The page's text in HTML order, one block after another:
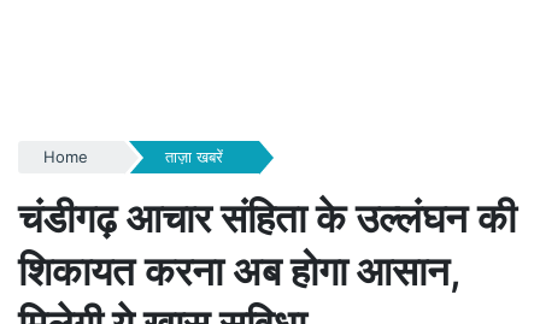
Home ताज़ा खबरें
चंडीगढ़ आचार संहिता के उल्लंघन की
शिकायत करना अब होगा आसान,